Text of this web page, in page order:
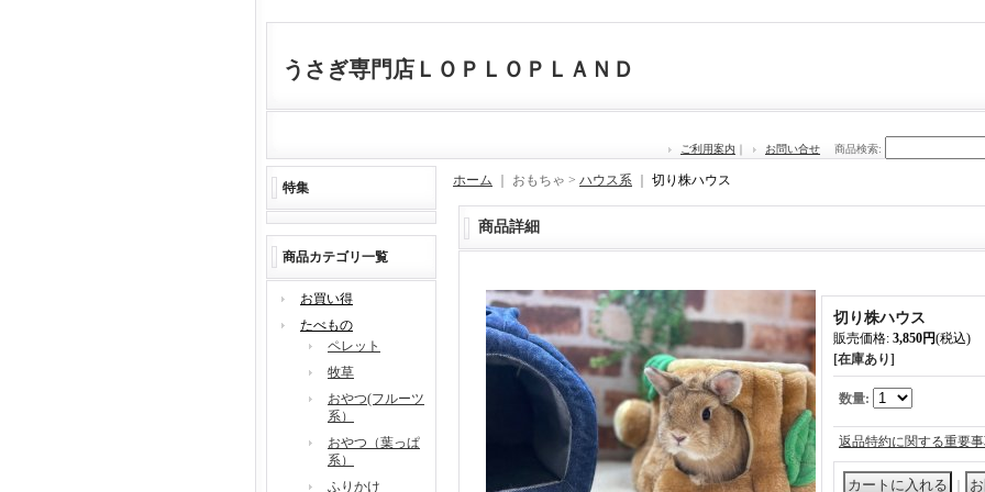
うさぎ専門店ＬＯＰＬＯＰＬＡＮＤ
ご利用案内 ｜ お問い合せ 商品検索:
特集
商品カテゴリ一覧
お買い得
たべもの
ペレット
牧草
おやつ(フルーツ
系）
おやつ（葉っぱ
系）
ふりかけ
ホーム ｜ おもちゃ > ハウス系 切り株ハウス
商品詳細
切り株ハウス
販売価格: 3,850円(税込)
[在庫あり]
数量:
返品特約に関する重要